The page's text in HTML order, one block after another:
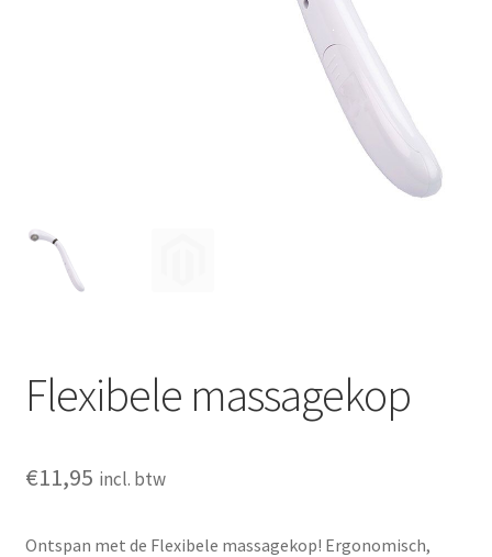
Reizen
Flexibele massagekop
€11,95 incl. btw
Ontspan met de Flexibele massagekop! Ergonomisch,